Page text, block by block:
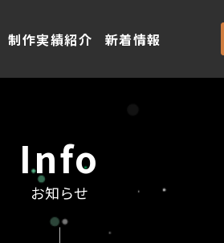
制作実績紹介 新着情報
Info
お知らせ